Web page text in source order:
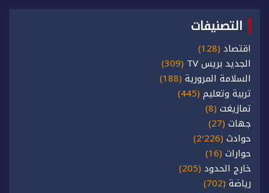
التصنيفات
اقتصاد (128)
الجديد بريس TV
(309)
السلامة المرورية (188)
تربية وتعليم (445)
تمازيغت (8)
جهات (27)
حوادث (2٬226)
حوارات (16)
خارج الحدود (205)
رياضة (702)